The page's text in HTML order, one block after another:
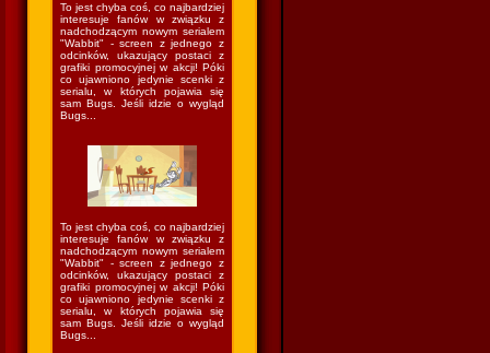
To jest chyba coś, co najbardziej
interesuje fanów w związku z
nadchodzącym nowym serialem
"Wabbit" - screen z jednego z
odcinków, ukazujący postaci z
grafiki promocyjnej w akcji! Póki
co ujawniono jedynie scenki z
serialu, w których pojawia się
sam Bugs. Jeśli idzie o wygląd
Bugs...
To jest chyba coś, co najbardziej
interesuje fanów w związku z
nadchodzącym nowym serialem
"Wabbit" - screen z jednego z
odcinków, ukazujący postaci z
grafiki promocyjnej w akcji! Póki
co ujawniono jedynie scenki z
serialu, w których pojawia się
sam Bugs. Jeśli idzie o wygląd
Bugs...